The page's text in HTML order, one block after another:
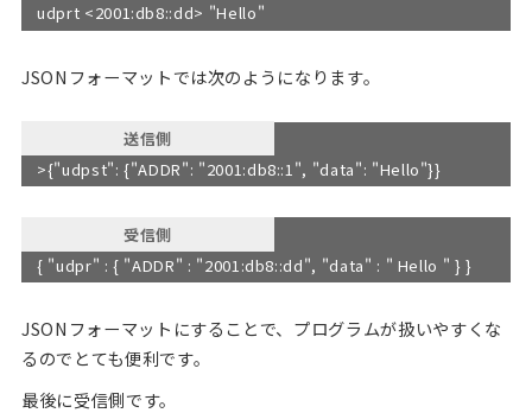
udprt <2001:db8::dd> "Hello"
JSONフォーマットでは次のようになります。
送信側
>{"udpst": {"ADDR": "2001:db8::1", "data": "Hello"}}
受信側
{ "udpr" : { "ADDR" : "2001:db8::dd", "data" : " Hello " } }
JSONフォーマットにすることで、プログラムが扱いやすくな
るのでとても便利です。
最後に受信側です。